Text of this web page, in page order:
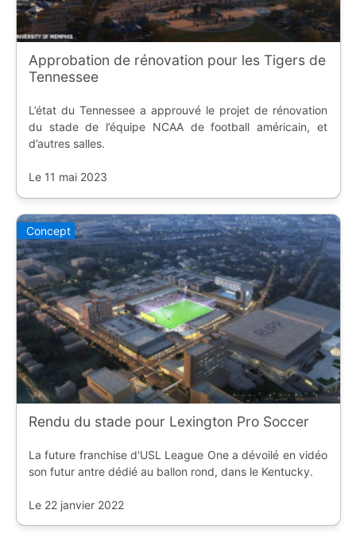
Approbation de rénovation pour les Tigers de
Tennessee
L’état du Tennessee a approuvé le projet de rénovation
du stade de l’équipe NCAA de football américain, et
d’autres salles.
Le 11 mai 2023
Concept
Rendu du stade pour Lexington Pro Soccer
La future franchise d'USL League One a dévoilé en vidéo
son futur antre dédié au ballon rond, dans le Kentucky.
Le 22 janvier 2022